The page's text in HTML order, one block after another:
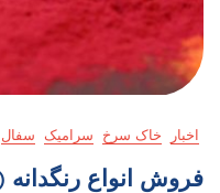
اخبار خاک سرخ سرامیک سفال
فروش انواع